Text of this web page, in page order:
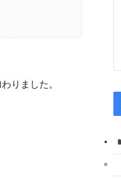
りました。